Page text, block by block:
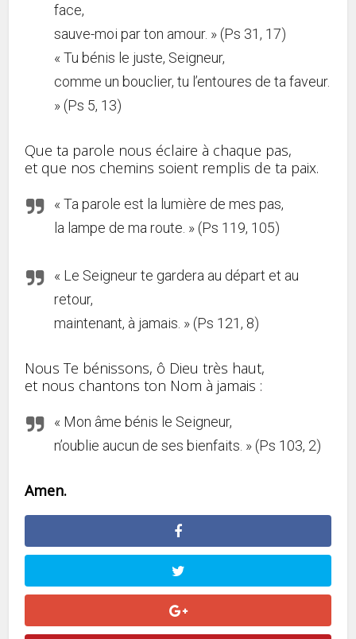
face,
sauve-moi par ton amour. » (Ps 31, 17)
« Tu bénis le juste, Seigneur,
comme un bouclier, tu l’entoures de ta faveur.
» (Ps 5, 13)
Que ta parole nous éclaire à chaque pas,
et que nos chemins soient remplis de ta paix.
« Ta parole est la lumière de mes pas,
la lampe de ma route. » (Ps 119, 105)
« Le Seigneur te gardera au départ et au
retour,
maintenant, à jamais. » (Ps 121, 8)
Nous Te bénissons, ô Dieu très haut,
et nous chantons ton Nom à jamais :
« Mon âme bénis le Seigneur,
n’oublie aucun de ses bienfaits. » (Ps 103, 2)
Amen.